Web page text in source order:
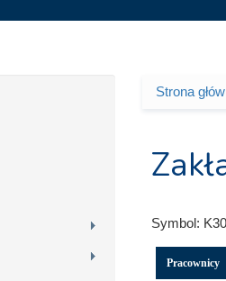
Strona
Symbol:
Pracownicy